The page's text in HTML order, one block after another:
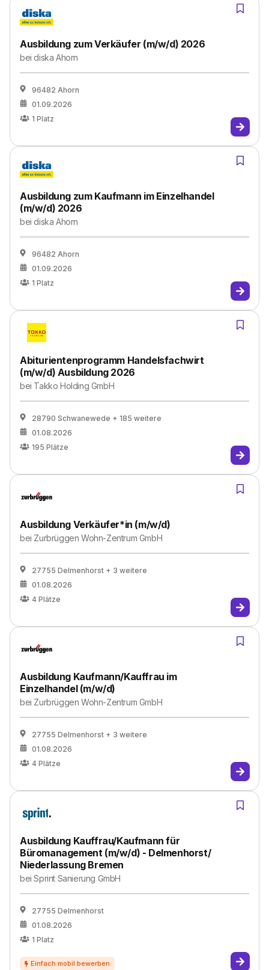
Ausbildung zum Verkäufer (m/w/d) 2026
beidiska Ahorn
96482 Ahorn
01.09.2026
1 Platz
Ausbildung zum Kaufmann im Einzelhandel
(m/w/d) 2026
beidiska Ahorn
96482 Ahorn
01.09.2026
1 Platz
Abiturientenprogramm Handelsfachwirt
(m/w/d) Ausbildung 2026
bei Takko Holding GmbH
28790 Schwanewede + 185 weitere
01.08.2026
195 Plätze
Ausbildung Verkäufer*in (m/w/d)
bei Zurbrüggen Wohn-Zentrum GmbH
27755 Delmenhorst + 3 weitere
01.08.2026
4 Plätze
Ausbildung Kaufmann/Kauffrau im
Einzelhandel (m/w/d)
bei Zurbrüggen Wohn-Zentrum GmbH
27755 Delmenhorst + 3 weitere
01.08.2026
4 Plätze
Ausbildung Kauffrau/Kaufmann für
Büromanagement (m/w/d) - Delmenhorst/
Niederlassung Bremen
beiSprint Sanierung GmbH
27755 Delmenhorst
01.08.2026
1 Platz